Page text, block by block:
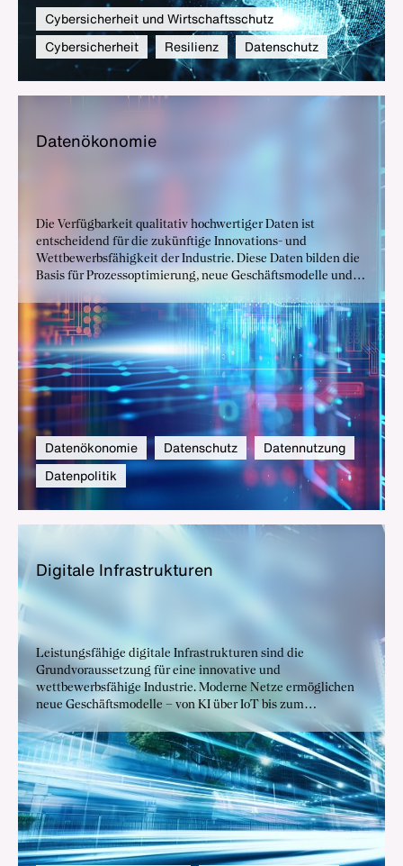
Cybersicherheit und Wirtschaftsschutz
Cybersicherheit
Resilienz Datenschutz
Da­ten­öko­no­mie
Die Verfügbarkeit qualitativ hochwertiger Daten ist
entscheidend für die zukünftige Innovations- und
Wettbewerbsfähigkeit der Industrie. Diese Daten bilden die
Basis für Prozessoptimierung, neue Geschäftsmodelle und
die künftigen Schlüsselinnovationen. Deshalb bedarf es
einer smarten Datenpolitik, die die technischen, rechtlichen
und ökonomischen Aspekte beim Umgang mit Daten
berücksichtigt.
Datenökonomie Datenschutz
Datennutzung
Datenpolitik
Di­gi­ta­le In­fra­struk­tu­ren
Leistungsfähige digitale Infrastrukturen sind die
Grundvoraussetzung für eine innovative und
wettbewerbsfähige Industrie. Moderne Netze ermöglichen
neue Geschäftsmodelle – von KI über IoT bis zum
industriellen Metaverse – und stärken zugleich die Resilienz
unserer Wirtschaft.